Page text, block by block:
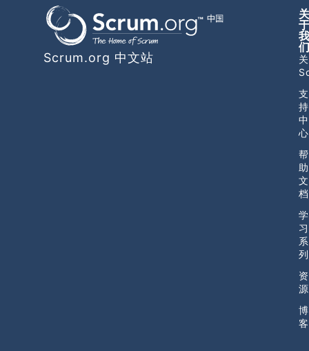
Scrum.org 中文站
支
持
中
心
帮
助
文
档
学
习
系
列
资
源
博
客